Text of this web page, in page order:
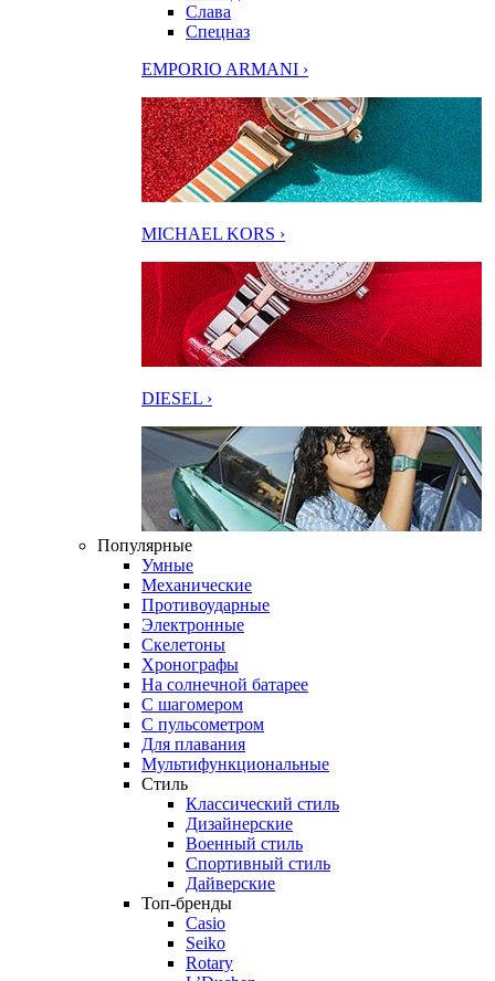
Слава
Спецназ
EMPORIO ARMANI ›
MICHAEL KORS ›
DIESEL ›
Популярные
Умные
Механические
Противоударные
Электронные
Скелетоны
Хронографы
На солнечной батарее
С шагомером
С пульсометром
Для плавания
Мультифункциональные
Стиль
Классический стиль
Дизайнерские
Военный стиль
Спортивный стиль
Дайверские
Топ-бренды
Casio
Seiko
Rotary